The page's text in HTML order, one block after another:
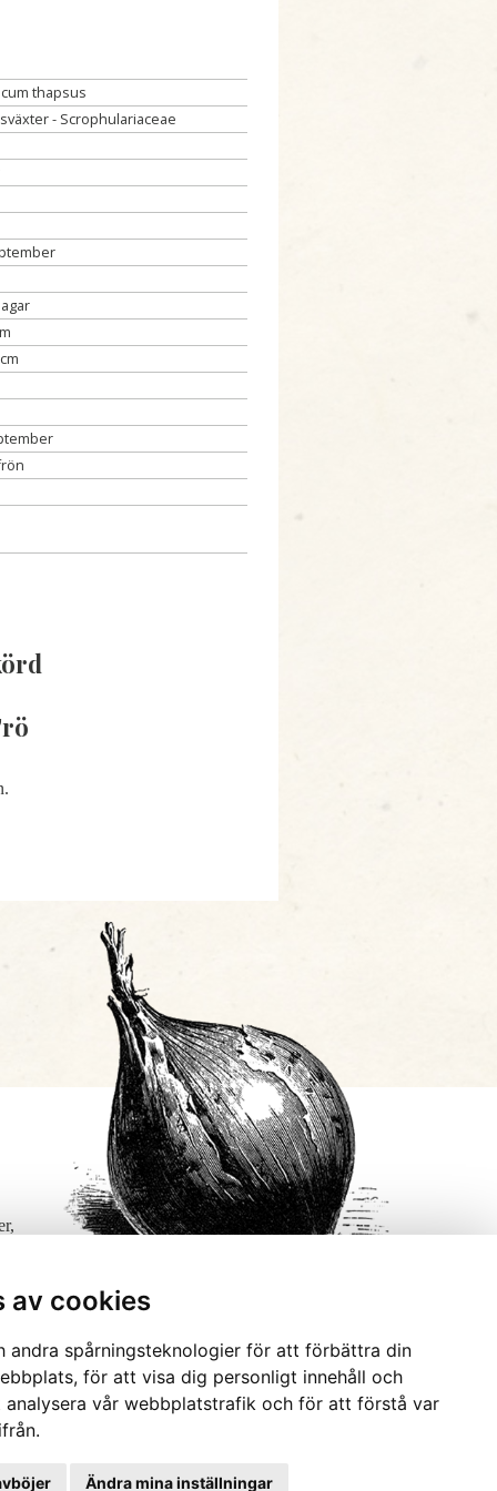
av cookies
andra spårningsteknologier för att förbättra din
för att visa dig personligt innehåll och
analysera vår webbplatstrafik och för att förstå var
Ändra mina inställningar
thapsus
- Scrophulariaceae